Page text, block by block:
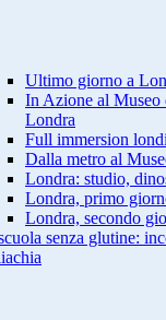
Ultimo giorno a
In Azione al Museo
Londra
Full immersion
Dalla metro al
Londra: studio,
Londra, primo
Londra, secondo
senza glutine: